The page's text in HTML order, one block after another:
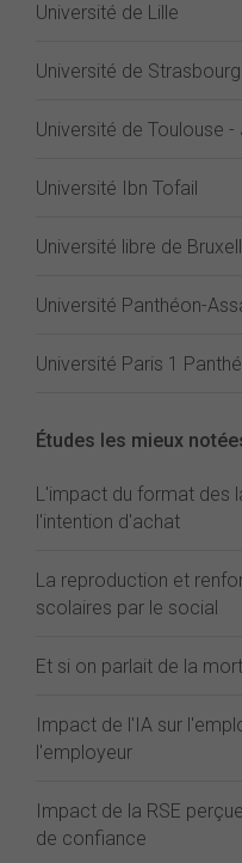
Université de Lille
Université de Strasbourg
Université de Toulouse
Université Ibn Tofail
Université libre de
Université Panthéon-
Université Paris 1
Études les mieux
L'impact du format des
l'intention d'achat
La reproduction et
scolaires par le social
Et si on parlait de la
Impact de l'IA sur
l'employeur
Impact de la RSE
de confiance